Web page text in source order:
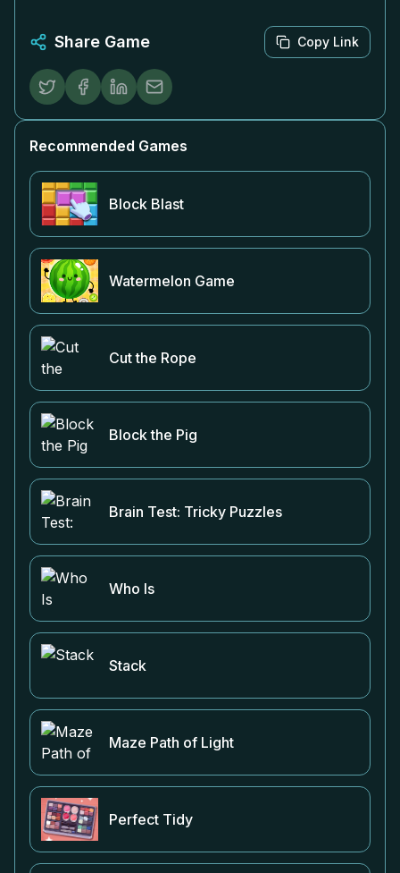
Share Game Copy Link
Recommended Games
Block Blast
Watermelon Game
Cut the Rope
Block the Pig
Brain Test: Tricky Puzzles
Who Is
Stack
Maze Path of Light
Perfect Tidy